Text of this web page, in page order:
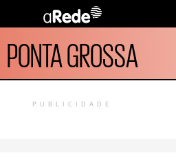
PONTA GROSSA
PUBLICIDADE